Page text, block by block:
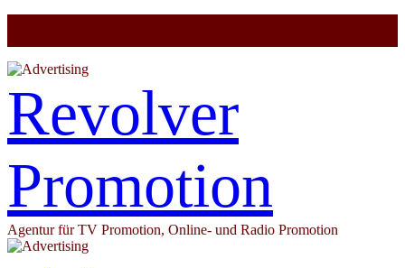
Revolver
Promotion
Agentur für TV Promotion, Online- und Radio Promotion